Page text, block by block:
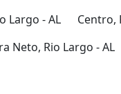
Largo - AL
Centro,
Neto, Rio Largo - AL